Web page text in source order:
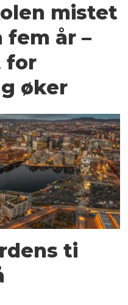
mistet
fem år –
for
øker
ti